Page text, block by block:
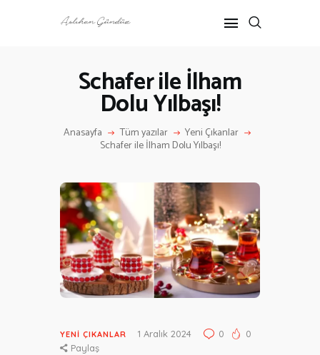
Schafer ile İlham
Dolu Yılbaşı!
Anasayfa Tüm yazılar Yeni Çıkanlar
Schafer ile İlham Dolu Yılbaşı!
ANASAYFA
ANNE-ÇOCUK
HAKKIMDA
İLETIŞIM
YENI ÇIKANLAR 1 Aralık 2024 0
0
Paylaş